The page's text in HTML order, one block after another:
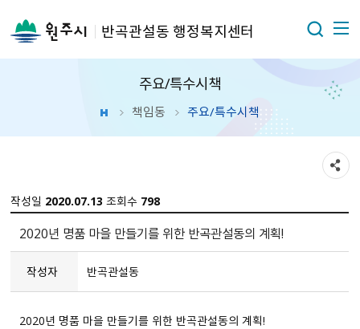
반곡관설동 행정복지센터
주요/특수시책
책임동 주요/특수시책
작성일 2020.07.13 조회수 798
2020년 명품 마을 만들기를 위한 반곡관설동의 계획!
작성자 반곡관설동
2020년 명품 마을 만들기를 위한 반곡관설동의 계획!